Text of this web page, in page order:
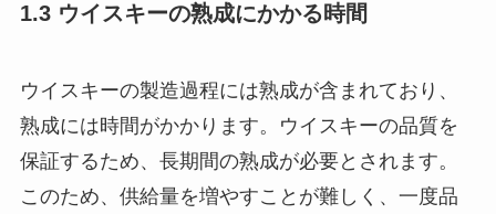
1.3 ウイスキーの熟成にかかる時間
ウイスキーの製造過程には熟成が含まれており、
熟成には時間がかかります。ウイスキーの品質を
保証するため、長期間の熟成が必要とされます。
このため、供給量を増やすことが難しく、一度品